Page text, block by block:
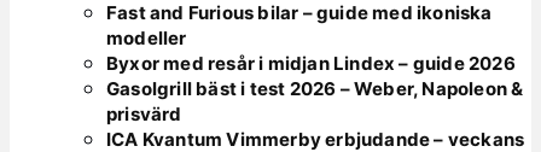
Fast and Furious bilar – guide med ikoniska
modeller
Byxor med resår i midjan Lindex – guide 2026
Gasolgrill bäst i test 2026 – Weber, Napoleon &
prisvärd
ICA Kvantum Vimmerby erbjudande – veckans